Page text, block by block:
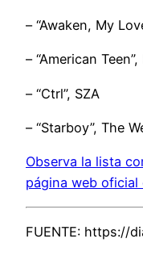
– “Awaken, My
– “American
– “Ctrl”, SZA
– “Starboy”, The
Observa la lista
página web oficial
FUENTE: https://